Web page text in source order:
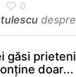
despre
găsi
doar...